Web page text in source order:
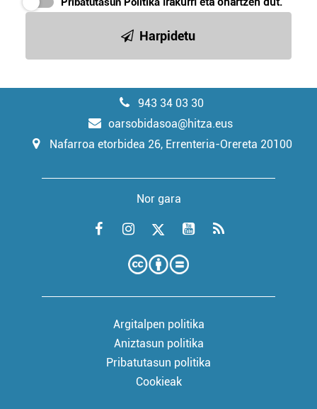
Harpidetu
943 34 03 30
oarsobidasoa@hitza.eus
Nafarroa etorbidea 26, Errenteria-Orereta 20100
Nor gara
Argitalpen politika
Aniztasun politika
Pribatutasun politika
Cookieak